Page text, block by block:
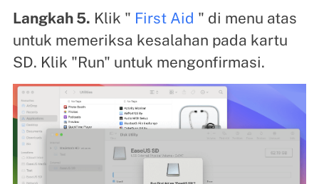
Langkah 5. Klik " First Aid " di menu atas
untuk memeriksa kesalahan pada kartu
SD. Klik "Run" untuk mengonfirmasi.